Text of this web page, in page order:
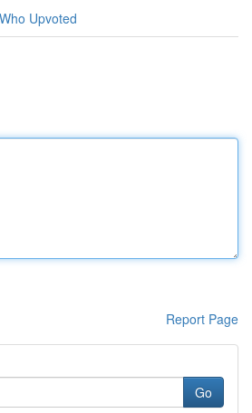
Who Upvoted
Report Page
Go